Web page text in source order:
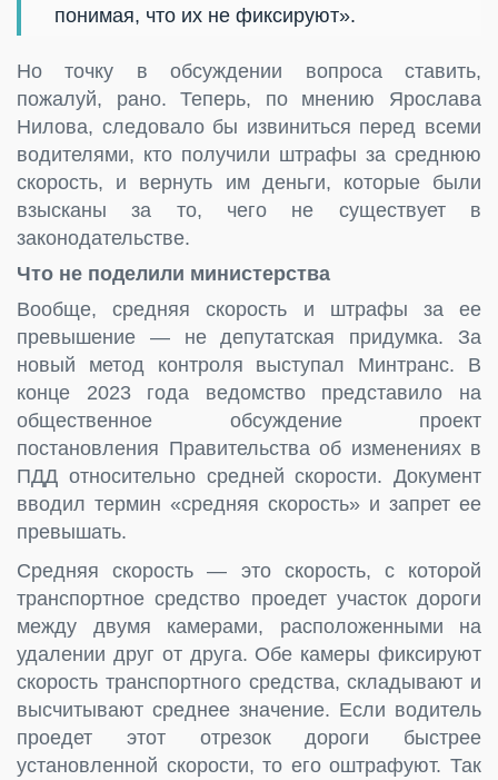
понимая, что их не фиксируют».
Но точку в обсуждении вопроса ставить,
пожалуй, рано. Теперь, по мнению Ярослава
Нилова, следовало бы извиниться перед всеми
водителями, кто получили штрафы за среднюю
скорость, и вернуть им деньги, которые были
взысканы за то, чего не существует в
законодательстве.
Что не поделили министерства
Вообще, средняя скорость и штрафы за ее
превышение — не депутатская придумка. За
новый метод контроля выступал Минтранс. В
конце 2023 года ведомство представило на
общественное обсуждение проект
постановления Правительства об изменениях в
ПДД относительно средней скорости. Документ
вводил термин «средняя скорость» и запрет ее
превышать.
Средняя скорость — это скорость, с которой
транспортное средство проедет участок дороги
между двумя камерами, расположенными на
удалении друг от друга. Обе камеры фиксируют
скорость транспортного средства, складывают и
высчитывают среднее значение. Если водитель
проедет этот отрезок дороги быстрее
установленной скорости, то его оштрафуют. Так